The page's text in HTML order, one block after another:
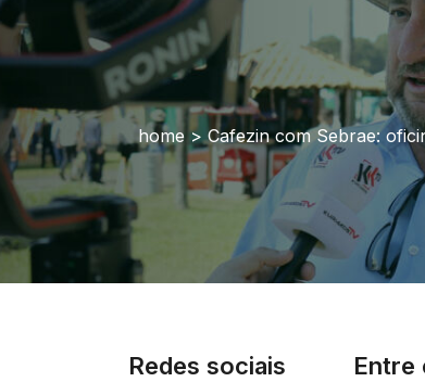
home > Cafezin com Sebrae:
Redes sociais Entre